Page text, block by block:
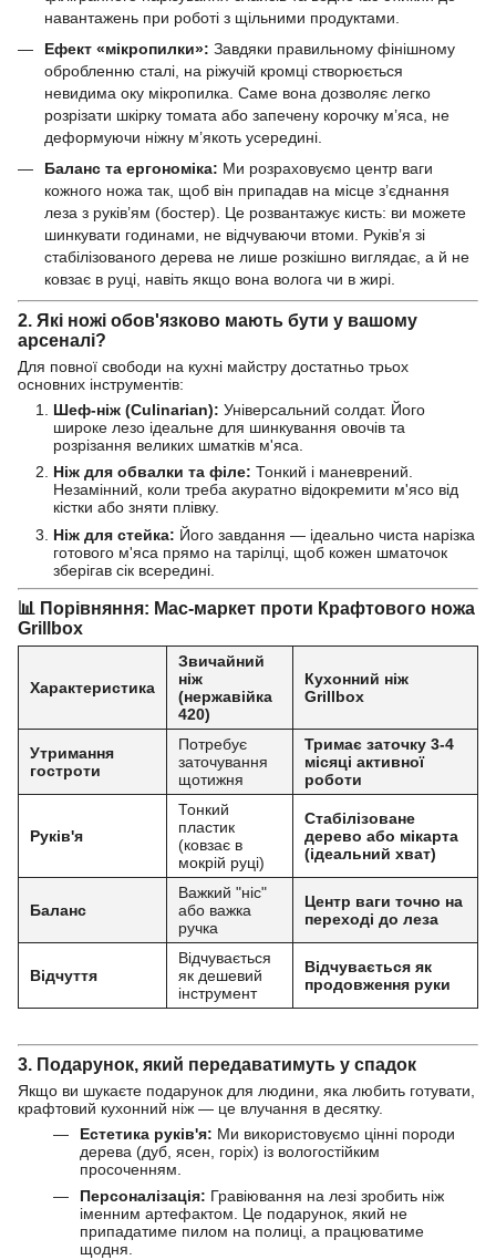
навантажень при роботі з щільними продуктами.
Ефект «мікропилки»: Завдяки правильному фінішному
обробленню сталі, на ріжучій кромці створюється
невидима оку мікропилка. Саме вона дозволяє легко
розрізати шкірку томата або запечену корочку м’яса, не
деформуючи ніжну м’якоть усередині.
Баланс та ергономіка: Ми розраховуємо центр ваги
кожного ножа так, щоб він припадав на місце з’єднання
леза з руків’ям (бостер). Це розвантажує кисть: ви можете
шинкувати годинами, не відчуваючи втоми. Руків’я зі
стабілізованого дерева не лише розкішно виглядає, а й не
ковзає в руці, навіть якщо вона волога чи в жирі.
2. Які ножі обов'язково мають бути у вашому
арсеналі?
Для повної свободи на кухні майстру достатньо трьох
основних інструментів:
Шеф-ніж (Culinarian): Універсальний солдат. Його
широке лезо ідеальне для шинкування овочів та
розрізання великих шматків м'яса.
Ніж для обвалки та філе: Тонкий і маневрений.
Незамінний, коли треба акуратно відокремити м'ясо від
кістки або зняти плівку.
Ніж для стейка: Його завдання — ідеально чиста нарізка
готового м'яса прямо на тарілці, щоб кожен шматочок
зберігав сік всередині.
📊 Порівняння: Мас-маркет проти Крафтового ножа
Grillbox
Характеристика
Звичайний
ніж
(нержавійка
420)
Кухонний ніж
Grillbox
Утримання
гостроти
Потребує
заточування
щотижня
Тримає заточку 3-4
місяці активної
роботи
Руків'я
Тонкий
пластик
(ковзає в
мокрій руці)
Стабілізоване
дерево або мікарта
(ідеальний хват)
Баланс
Важкий "ніс"
або важка
ручка
Центр ваги точно на
переході до леза
Відчуття
Відчувається
як дешевий
інструмент
Відчувається як
продовження руки
3. Подарунок, який передаватимуть у спадок
Якщо ви шукаєте подарунок для людини, яка любить готувати,
крафтовий кухонний ніж — це влучання в десятку.
Естетика руків'я: Ми використовуємо цінні породи
дерева (дуб, ясен, горіх) із вологостійким
просоченням.
Персоналізація: Гравіювання на лезі зробить ніж
іменним артефактом. Це подарунок, який не
припадатиме пилом на полиці, а працюватиме
щодня.